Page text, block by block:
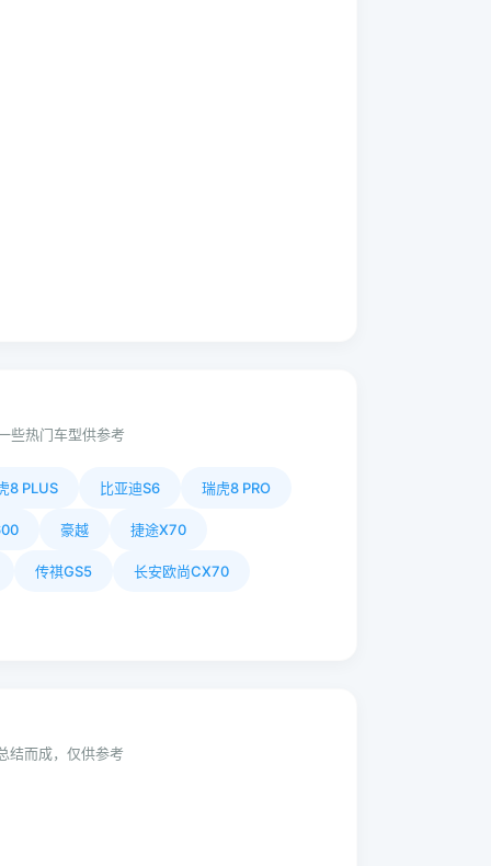
些热门车型供参考
8 PLUS 比亚迪S6 瑞虎8 PRO
豪越 捷途X70
传祺GS5 长安欧尚CX70
结而成，仅供参考